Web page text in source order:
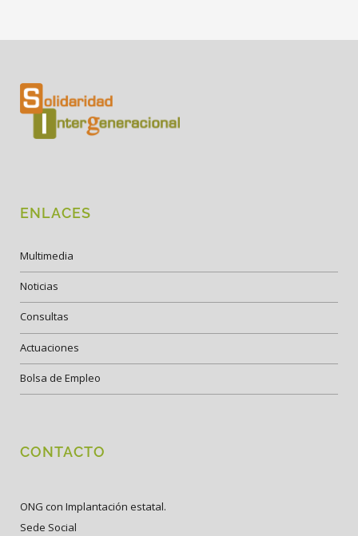
ENLACES
Multimedia
Noticias
Consultas
Actuaciones
Bolsa de Empleo
CONTACTO
ONG con Implantación estatal.
Sede Social